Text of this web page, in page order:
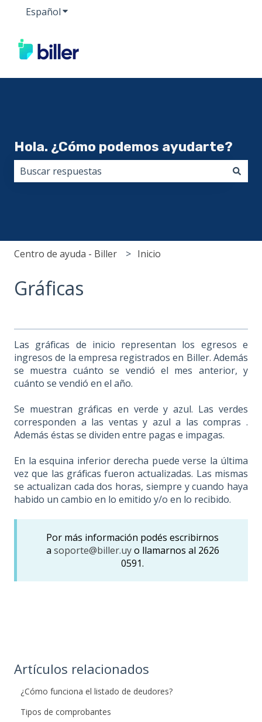
EspañolTraducciones de Mostrar submenú de
Hola. ¿Cómo podemos ayudarte?
Centro de ayuda - Biller Inicio
Gráficas
Las gráficas de inicio representan los egresos e
ingresos de la empresa registrados en Biller. Además
se muestra cuánto se vendió el mes anterior, y
cuánto se vendió en el año.
Se muestran gráficas en verde y azul. Las verdes
corresponden a las ventas y azul a las compras .
Además éstas se dividen entre pagas e impagas.
En la esquina inferior derecha puede verse la última
vez que las gráficas fueron actualizadas. Las mismas
se actualizan cada dos horas, siempre y cuando haya
habido un cambio en lo emitido y/o en lo recibido.
Por más información podés escribirnos
a soporte@biller.uyo llamarnos al 2626
0591.
Artículos relacionados
¿Cómo funciona el listado de deudores?
Tipos de comprobantes